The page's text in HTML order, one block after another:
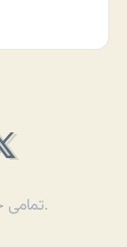
تمامی حقوق برای عصیان محفوظ است.